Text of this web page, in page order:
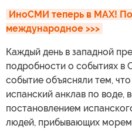
ИноСМИ теперь в MAX!
международное >>>
Каждый день в западной
подробности о событиях в
событие объясняли тем,
испанский анклав по воде,
постановлением
людей, прибывающих морем,